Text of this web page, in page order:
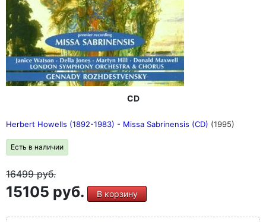
CD
Herbert Howells (1892-1983) - Missa Sabrinensis (CD) (1995)
Есть в наличии
16499руб.
15105 руб. В корзину